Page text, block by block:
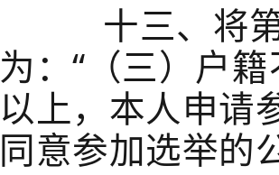
十三、将第
为：“（三）户
以上，本人申请
同意参加选举的